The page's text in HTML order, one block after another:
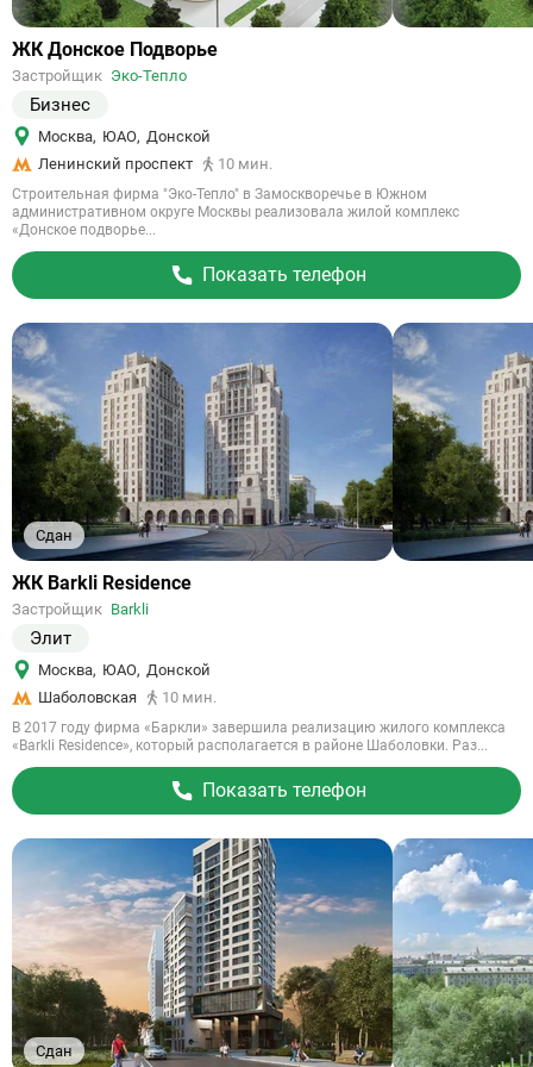
Ссылка
объект
ЖК Донское Подворье
Застройщик Эко-Тепло
Бизнес
Москва, ЮАО, Донской
Ленинский проспект
10 мин.
Строительная фирма "Эко-Тепло" в Замоскворечье в Южном
административном округе Москвы реализовала жилой комплекс
«Донское подворье...
Показать телефон
Сдан
Ссылка
объект
ЖК Barkli Residence
Застройщик Barkli
Элит
Москва, ЮАО, Донской
Шаболовская
10 мин.
В 2017 году фирма «Баркли» завершила реализацию жилого комплекса
«Barkli Residence», который располагается в районе Шаболовки. Раз...
Показать телефон
Сдан